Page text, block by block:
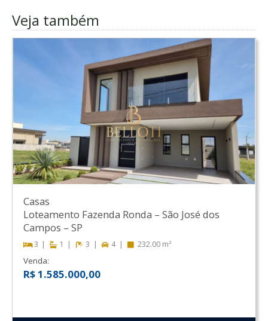
Veja também
Casas
Loteamento Fazenda Ronda – São José dos
Campos – SP
3 1 3 4 232.00 m²
Venda:
R$ 1.585.000,00